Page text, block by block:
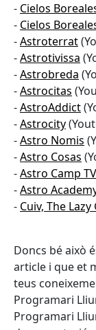
- Cielos
- Cielos
-Astroterrat
-Astrotivissa
-Astrobreda
-Astrocitas
-AstroAddict
-Astrocity
-Astro Nomis
-Astro Cosas
-Astro Camp TV
-Astro
- Cuiv, The
Doncs bé això
article i que et
teus
Programari
Programari